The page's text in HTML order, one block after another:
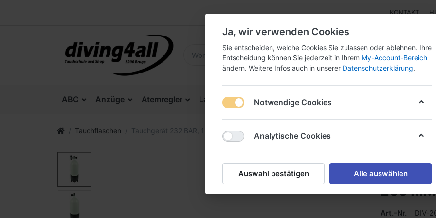
KONTAKT
ABC Anzüge Atemregler Lampen Instrumente Schnäppchenecke
Tauchflaschen Tauchgerät 232 BAR, 12L kurz, 203 MM
203 MM
Art.-Nr. DIV-
Ja, wir verwenden Cookies
Sie entscheiden, welche Cookies Sie zulassen oder ablehnen. Ihre
Entscheidung können Sie jederzeit in Ihrem My-Account-Bereich
ändern. Weitere Infos auch in unserer Datenschutzerklärung.
Notwendige Cookies
Analytische Cookies
Auswahl bestätigen Alle auswählen